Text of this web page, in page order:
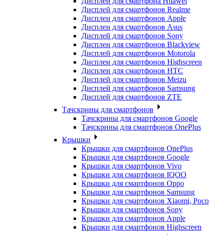
Дисплей для смартфонов Realme
Дисплеи для смартфонов Apple
Дисплеи для смартфонов Asus
Дисплей для смартфонов Sony
Дисплеи для смартфонов Blackview
Дисплей для смартфонов Motorola
Дисплеи для смартфонов Highscreen
Дисплеи для смартфонов HTC
Дисплей для смартфонов Meizu
Дисплей для смартфонов Samsung
Дисплей для смартфонов ZTE
Тачскрины для смартфонов
Тачскрины для смартфонов Google
Тачскрины для смартфонов OnePlus
Крышки
Крышки для смартфонов OnePlus
Крышки для смартфонов Google
Крышки для смартфонов Vivo
Крышки для смартфонов IQOO
Крышки для смартфонов Oppo
Крышки для смартфонов Samsung
Крышки для смартфонов Xiaomi, Poco
Крышки для смартфонов Sony
Крышки для смартфонов Apple
Крышки для смартфонов Highscreen